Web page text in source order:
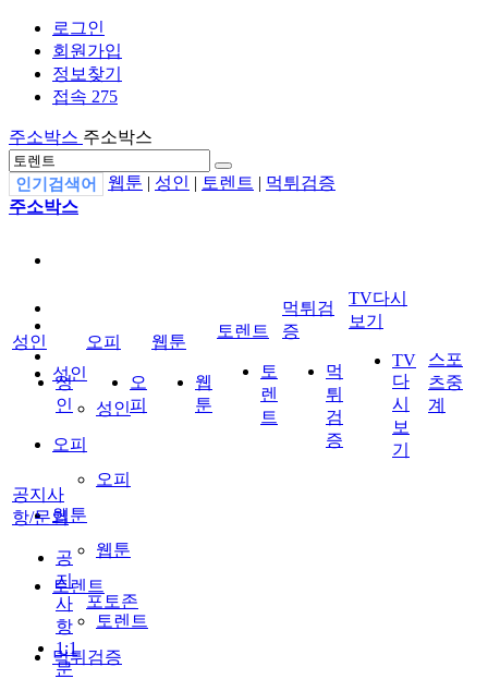
로그인
회원가입
정보찾기
접속 275
주소박스 주소박스
인기검색어 웹툰 | 성인 | 토렌트 | 먹튀검증
주소박스
성인
성인
오피
오피
웹툰
웹툰
토렌트
토렌트
먹튀검증
성인
성
인
오피
오
피
웹툰
웹
툰
토렌트
토
렌
트
먹튀검
증
먹
튀
검
증
TV다시
보기
TV
다
시
보
기
스포
츠중
계
공지사
항/문의
공
지
사
항
1:1
문
포토존